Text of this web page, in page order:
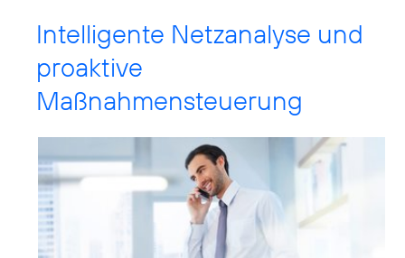
Intelligente Netzanalyse und
proaktive
Maßnahmensteuerung